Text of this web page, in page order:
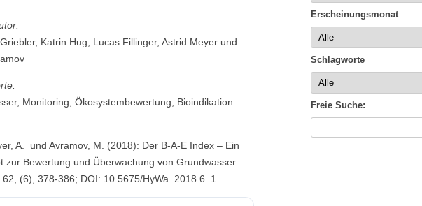
Katrin Hug, Lucas Fillinger, Astrid Meyer und
Monitoring, Ökosystembewertung, Bioindikation
A. und Avramov, M. (2018): Der B-A-E Index – Ein
zur Bewertung und Überwachung von Grundwasser –
(6), 378-386; DOI: 10.5675/HyWa_2018.6_1
Erscheinungsmonat
Schlagworte
Freie Suche: